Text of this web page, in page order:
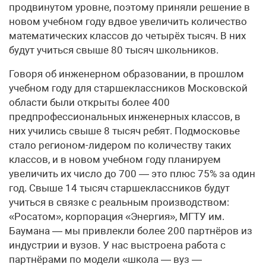
продвинутом уровне, поэтому приняли решение в
новом учебном году вдвое увеличить количество
математических классов до четырёх тысяч. В них
будут учиться свыше 80 тысяч школьников.
Говоря об инженерном образовании, в прошлом
учебном году для старшеклассников Московской
области были открыты более 400
предпрофессиональных инженерных классов, в
них учились свыше 8 тысяч ребят. Подмосковье
стало регионом-лидером по количеству таких
классов, и в новом учебном году планируем
увеличить их число до 700 — это плюс 75% за один
год. Свыше 14 тысяч старшеклассников будут
учиться в связке с реальным производством:
«Росатом», корпорация «Энергия», МГТУ им.
Баумана — мы привлекли более 200 партнёров из
индустрии и вузов. У нас выстроена работа с
партнёрами по модели «школа — вуз —